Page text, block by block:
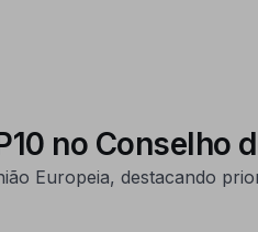
no Conselho
Europeia, destacando